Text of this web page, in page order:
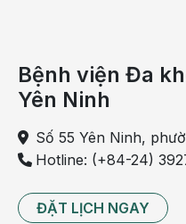
Viêm mao mạch
Là tình trạng viêm các
Bệnh viện Đa
Yên Ninh
Số 55 Yên Ninh,
Hotline: (+84-24)
ĐẶT LỊCH NGAY